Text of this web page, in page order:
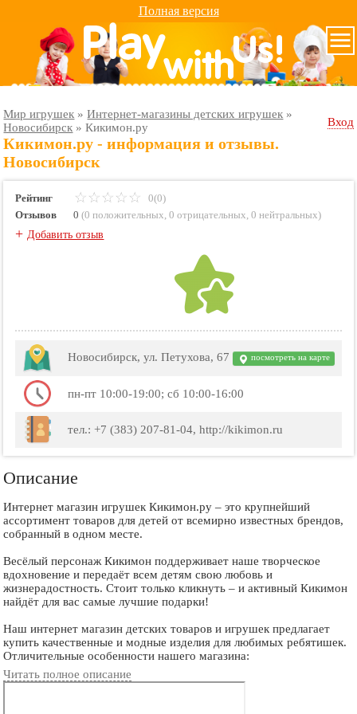
Полная версия
Мир игрушек »Интернет-магазины детских игрушек »
Новосибирск »Кикимон.ру Вход
Кикимон.ру - информация и отзывы.
Новосибирск
Рейтинг
0(0)
Отзывов
0 (0 положительных,0 отрицательных,0 нейтральных)
+Добавить отзыв
Новосибирск, ул. Петухова, 67 посмотреть на карте
пн-пт 10:00-19:00; сб 10:00-16:00
тел.: +7 (383) 207-81-04, http://kikimon.ru
Описание
Интернет магазин игрушек Кикимон.ру – это крупнейший
ассортимент товаров для детей от всемирно известных брендов,
собранный в одном месте.
Весёлый персонаж Кикимон поддерживает наше творческое
вдохновение и передаёт всем детям свою любовь и
жизнерадостность. Стоит только кликнуть – и активный Кикимон
найдёт для вас самые лучшие подарки!
Наш интернет магазин детских товаров и игрушек предлагает
купить качественные и модные изделия для любимых ребятишек.
Отличительные особенности нашего магазина:
Кикимон имеет широкую географию продаж! Благодаря
Читать полное описание